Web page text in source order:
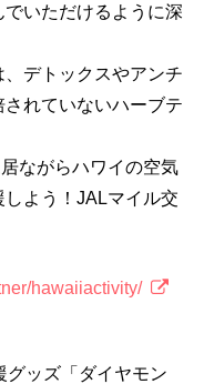
いただけるように深
デトックスやアンチ
れていないハーブテ
ながらハワイの空気
よう！JALマイル交
hawaiiactivity/
ッズ「ダイヤモン